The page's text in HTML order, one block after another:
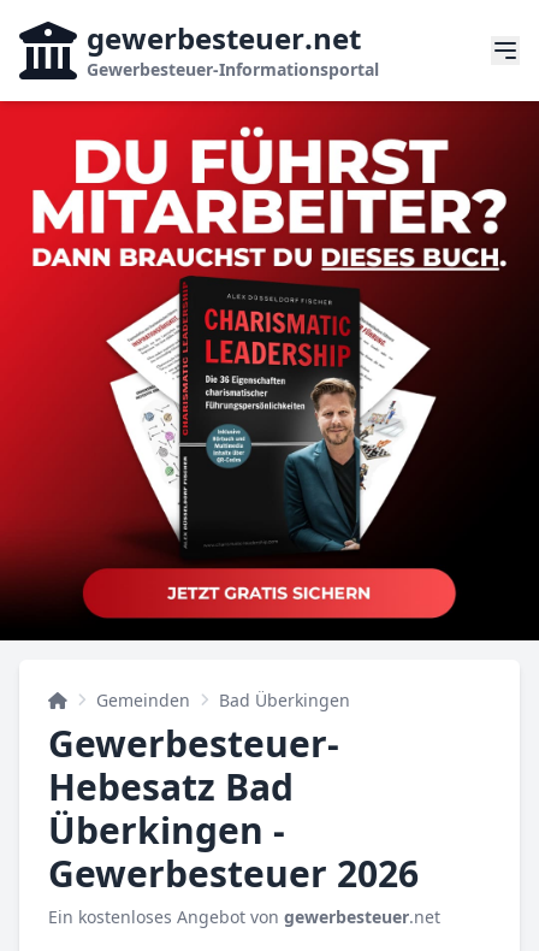
gewerbesteuer.net
Gewerbesteuer-Informationsportal
Gemeinden Bad Überkingen
Gewerbesteuer-
Hebesatz Bad
Überkingen -
Gewerbesteuer 2026
Ein kostenloses Angebot von gewerbesteuer.net